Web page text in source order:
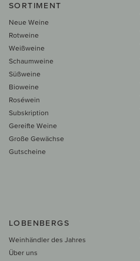
SORTIMENT
Neue Weine
Rotweine
Weißweine
Schaumweine
Süßweine
Bioweine
Roséwein
Subskription
Gereifte Weine
Große Gewächse
Gutscheine
LOBENBERGS
Weinhändler des Jahres
Über uns